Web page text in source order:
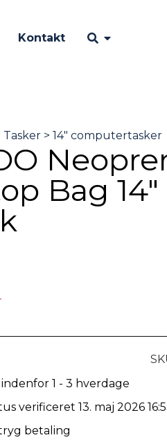
Kontakt
Bag 14″
1 - 3 hverdage
verificeret 13. maj 2026
betaling